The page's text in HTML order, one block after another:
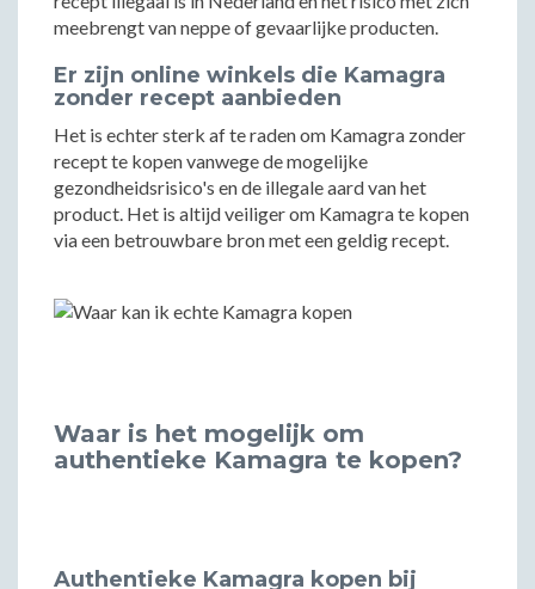
meebrengt van neppe of gevaarlijke producten.
Er zijn online winkels die Kamagra
zonder recept aanbieden
Het is echter sterk af te raden om Kamagra zonder
recept te kopen vanwege de mogelijke
gezondheidsrisico's en de illegale aard van het
product. Het is altijd veiliger om Kamagra te kopen
via een betrouwbare bron met een geldig recept.
Waar is het mogelijk om
authentieke Kamagra te kopen?
Authentieke Kamagra kopen bij